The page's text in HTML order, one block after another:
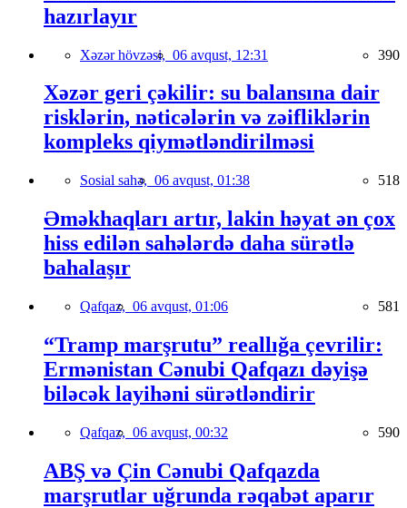
hazırlayır
Xəzər hövzəsi, 06 avqust, 12:31 390
Xəzər geri çəkilir: su balansına dair
risklərin, nəticələrin və zəifliklərin
kompleks qiymətləndirilməsi
Sosial sahə, 06 avqust, 01:38 518
Əməkhaqları artır, lakin həyat ən çox
hiss edilən sahələrdə daha sürətlə
bahalaşır
Qafqaz, 06 avqust, 01:06 581
“Tramp marşrutu” reallığa çevrilir:
Ermənistan Cənubi Qafqazı dəyişə
biləcək layihəni sürətləndirir
Qafqaz, 06 avqust, 00:32 590
ABŞ və Çin Cənubi Qafqazda
marşrutlar uğrunda rəqabət aparır